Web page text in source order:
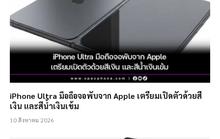
iPhone Ultra มือถือจอพับจาก Apple เตรียมเปิดตัวด้วยสี
เงิน และสีน้ำเงินเข้ม
10 สิงหาคม 2026